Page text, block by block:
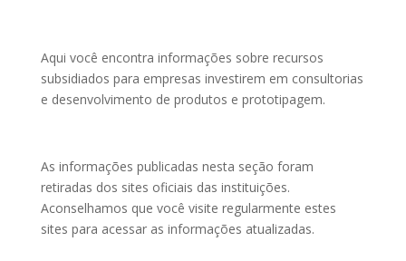
Aqui você encontra informações sobre recursos
subsidiados para empresas investirem em consultorias
e desenvolvimento de produtos e prototipagem.
As informações publicadas nesta seção foram
retiradas dos sites oficiais das instituições.
Aconselhamos que você visite regularmente estes
sites para acessar as informações atualizadas.